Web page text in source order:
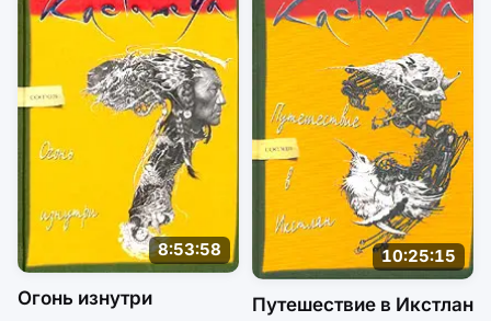
8:53:58
Огонь изнутри
10:25:15
Путешествие в Икстлан